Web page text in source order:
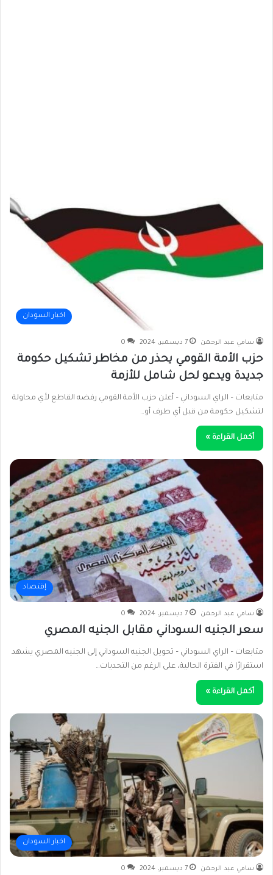
اخبار السودان
سامي عبد الرحمن 7 ديسمبر، 2024 0
حزب الأمة القومي يحذر من مخاطر تشكيل حكومة
جديدة ويدعو لحل شامل للأزمة
متابعات – الراي السوداني – أعلن حزب الأمة القومي رفضه القاطع لأي محاولة
لتشكيل حكومة من قبل أي طرف أو…
أكمل القراءة »
إقتصاد
سامي عبد الرحمن 7 ديسمبر، 2024 0
سعر الجنيه السوداني مقابل الجنيه المصري
متابعات – الراي السوداني – تحويل الجنيه السوداني إلى الجنيه المصري يشهد
استقرارًا في الفترة الحالية، على الرغم من التحديات…
أكمل القراءة »
اخبار السودان
سامي عبد الرحمن 7 ديسمبر، 2024 0